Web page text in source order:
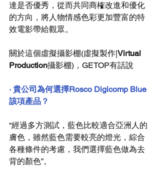
達是否優秀，從而共同商榷改進和優化
的方向，將人物情感色彩更加豐富的特
效電影帶給觀眾。
關於這個虛擬攝影棚(虛擬製作| Virtual
Production攝影棚)，GETOP有話說
· 貴公司為何選擇Rosco Digicomp Blue
該項產品？
“經過多方測試，藍色比較適合亞洲人的
膚色，雖然藍色需要較亮的燈光，綜合
各種條件的考慮，我們選擇藍色做為去
背的顏色”。